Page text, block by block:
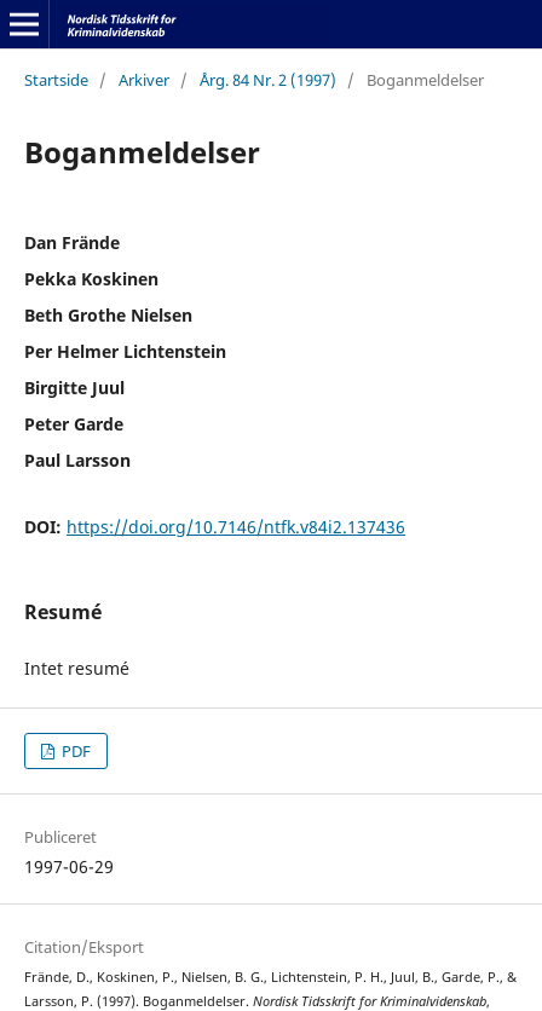
Startside / Arkiver / Årg. 84 Nr. 2 (1997) / Boganmeldelser
Boganmeldelser
Dan Frände
Pekka Koskinen
Beth Grothe Nielsen
Per Helmer Lichtenstein
Birgitte Juul
Peter Garde
Paul Larsson
DOI: https://doi.org/10.7146/ntfk.v84i2.137436
Resumé
Intet resumé
PDF
Publiceret
1997-06-29
Citation/Eksport
Frände, D., Koskinen, P., Nielsen, B. G., Lichtenstein, P. H., Juul, B., Garde, P., &
Larsson, P. (1997). Boganmeldelser. Nordisk Tidsskrift for Kriminalvidenskab,